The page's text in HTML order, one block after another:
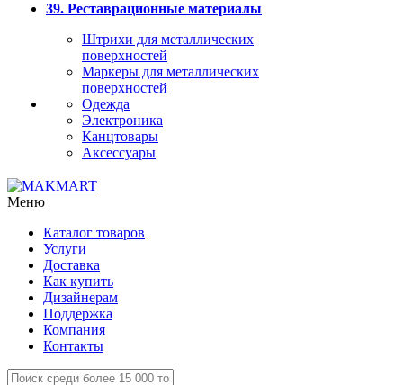
39. Реставрационные материалы
Штрихи для металлических
поверхностей
Маркеры для металлических
поверхностей
Одежда
Электроника
Канцтовары
Аксессуары
Меню
Каталог товаров
Услуги
Доставка
Как купить
Дизайнерам
Поддержка
Компания
Контакты